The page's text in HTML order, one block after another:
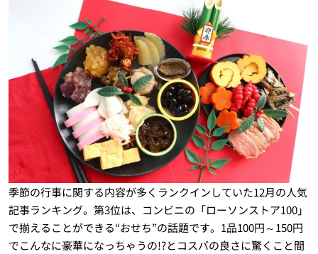
季節の行事に関する内容が多くランクインしていた12月の人気
記事ランキング。第3位は、コンビニの「ローソンストア100」
で揃えることができる“おせち”の話題です。1品100円～150円
でこんなに豪華になっちゃうの!?とコスパの良さに驚くこと間